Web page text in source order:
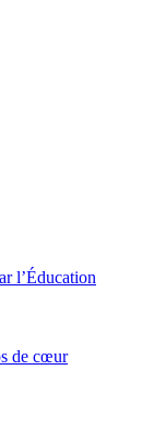
l’Éducation
de cœur